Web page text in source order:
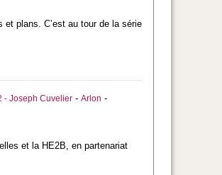
et plans. C’est au tour de la série
- Joseph Cuvelier- Arlon -
et la HE2B, en partenariat